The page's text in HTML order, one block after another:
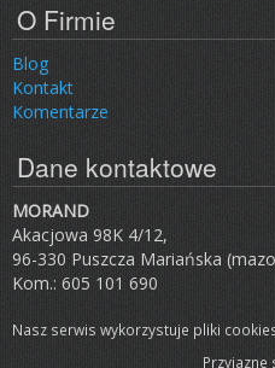
O Firmie
Blog
Kontakt
Komentarze
Dane kontaktowe
MORAND
Akacjowa 98K 4/12,
96-330 Puszcza Mariańska
Kom.: 605 101 690
Nasz serwis wykorzystuje pliki
Przyjazne